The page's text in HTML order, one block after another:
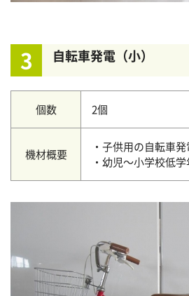
3 自転車発電（小）
個数 2個
機材概要
・子供用の自転車発
・幼児～小学校低